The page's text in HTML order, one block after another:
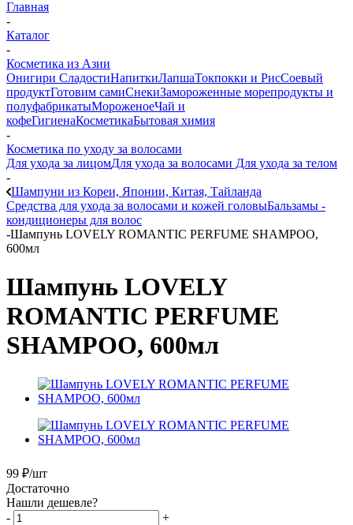
Главная
-
Каталог
-
Косметика из Азии
Онигири СладостиНапиткиЛапшаТокпокки и РисСоевый
продуктГотовим самиСнекиЗамороженные морепродукты и
полуфабрикатыМороженоеЧай и
кофеГигиенаКосметикаБытовая химия
-
Косметика по уходу за волосами
Для ухода за лицомДля ухода за волосами Для ухода за телом
-
Шампуни из Кореи, Японии, Китая, Тайланда
Средства для ухода за волосами и кожей головыБальзамы -
кондиционеры для волос
-Шампунь LOVELY ROMANTIC PERFUME SHAMPOO,
600мл
Шампунь LOVELY
ROMANTIC PERFUME
SHAMPOO, 600мл
99 ₽/шт
Достаточно
Нашли дешевле?
-
+